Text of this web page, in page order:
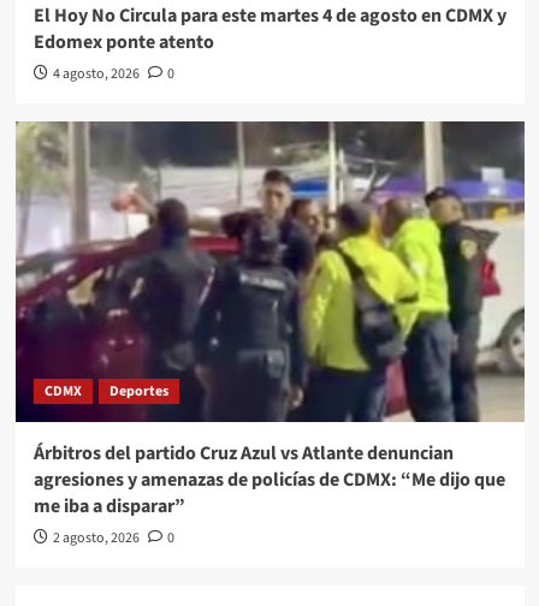
El Hoy No Circula para este martes 4 de agosto en CDMX y
Edomex ponte atento
4 agosto, 2026 0
CDMX Deportes
Árbitros del partido Cruz Azul vs Atlante denuncian
agresiones y amenazas de policías de CDMX: “Me dijo que
me iba a disparar”
2 agosto, 2026 0